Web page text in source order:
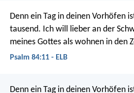
Denn ein Tag in deinen Vorhöfen
tausend. Ich will lieber an der
meines Gottes als wohnen in den
Psalm 84:11 - ELB
Denn ein Tag in deinen Vorhöfen